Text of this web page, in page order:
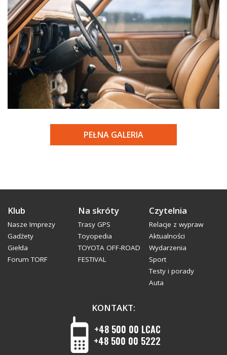
PEŁNA GALERIA
Klub
Nasze Imprezy
Gadżety
Giełda
Forum TORF
Na skróty
Trasy GPS
Toyopedia
TOYOTA OFF-ROAD
FESTIVAL
Czytelnia
Relacje z wypraw
Aktualności
Wydarzenia
Sport
Testy i porady
Auta
KONTAKT:
+48 500 00 LCAC
+48 500 00 5222